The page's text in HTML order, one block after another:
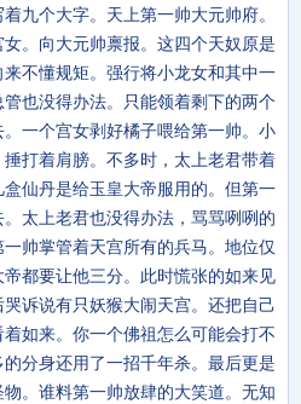
九个大字。天上第一帅大元帅府。
。向大元帅禀报。这四个天奴原是
不懂规矩。强行将小龙女和其中一
也没得办法。只能领着剩下的两个
一个宫女剥好橘子喂给第一帅。小
打着肩膀。不多时，太上老君带着
仙丹是给玉皇大帝服用的。但第一
太上老君也没得办法，骂骂咧咧的
帅掌管着天宫所有的兵马。地位仅
都要让他三分。此时慌张的如来见
诉说有只妖猴大闹天宫。还把自己
如来。你一个佛祖怎么可能会打不
分身还用了一招千年杀。最后更是
。谁料第一帅放肆的大笑道。无知